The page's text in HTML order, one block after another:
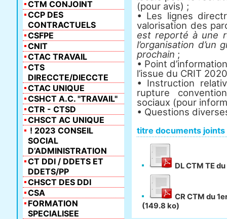
(pour avis) ;
• Les lignes
valorisation des
est reporté à une
l’organisation
prochain ;
• Point
l’issue du CRIT
• Instruction
rupture
sociaux (pour
• Questions
titre documents joints
DL CTM TE
CR CTM du
(149.8 ko)
CTM CONJOINT
CCP DES
CONTRACTUELS
CSFPE
CNIT
CTAC TRAVAIL
CTS
DIRECCTE/DIECCTE
CTAC UNIQUE
CSHCT A.C. "TRAVAIL"
CTR - CTSD
CHSCT AC UNIQUE
! 2023 CONSEIL
SOCIAL
D’ADMINISTRATION
CT DDI / DDETS ET
DDETS/PP
CHSCT DES DDI
CSA
FORMATION
SPECIALISEE